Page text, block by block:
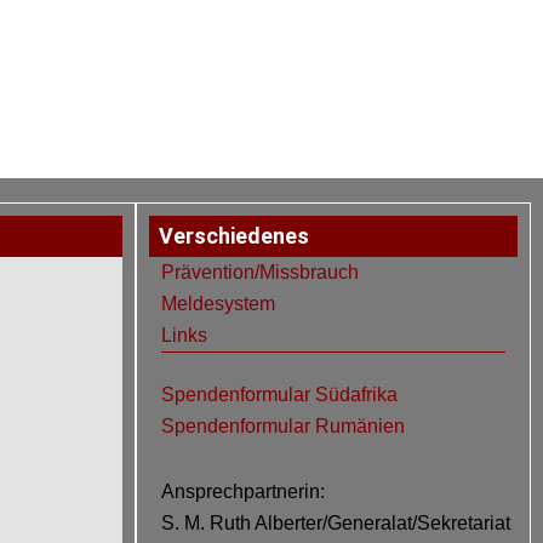
Verschiedenes
Prävention/Missbrauch
Meldesystem
Links
Spendenformular Südafrika
Spendenformular Rumänien
Ansprechpartnerin:
S. M. Ruth Alberter/Generalat/Sekretariat